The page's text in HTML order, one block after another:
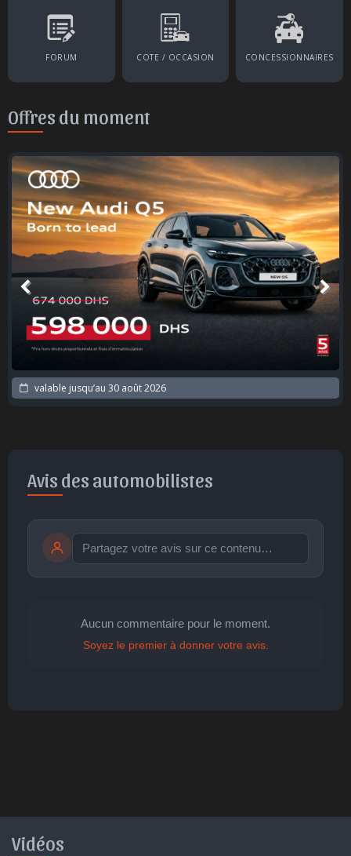
FORUM COTE / OCCASION CONCESSIONNAIRES
Offres du moment
valable jusqu’au 30 août 2026
Avis des automobilistes
publication immédiate Publier
Aucun commentaire pour le moment.
Soyez le premier à donner votre avis.
Vidéos